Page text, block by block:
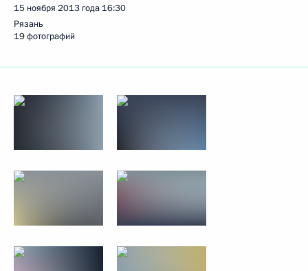
15 ноября 2013 года 16:30
Рязань
19 фотографий